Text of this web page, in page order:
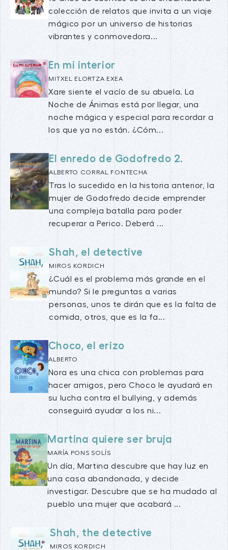
colección de relatos que invita a un viaje
mágico por un universo de historias
vibrantes y conmovedora...
En mi interior
MITXEL ELORTZA EXEA
Xare siente el vacío de su abuela. La
Noche de Ánimas está por llegar, una
noche mágica y especial para recordar a
los que ya no están. ¿Cóm...
El enredo de Godofredo 2.
ALBERTO CORRAL FONTECHA
Tras lo sucedido en la historia anterior, la
mujer de Godofredo decide emprender
una compleja batalla para poder
recuperar a Perico. Deberá ...
Shah, el detective
MIROS KORDICH
¿Cuál es el problema más grande en el
mundo? Si le preguntas a varias
personas, unos te dirán que es la falta de
comida, otros, que es la fa...
Choco, el erizo
ALBERTO
Nora es una chica con problemas para
hacer amigos, pero Choco le ayudará en
su lucha contra el bullying, y además
conseguirá ayudar a los ni...
Martina quiere ser bruja
MARÍA PONS SOLÍS
Un día, Martina descubre que hay luz en
una casa abandonada, y decide
investigar. Descubre que se ha mudado al
pueblo una mujer que acabará ...
Shah, the detective
MIROS KORDICH